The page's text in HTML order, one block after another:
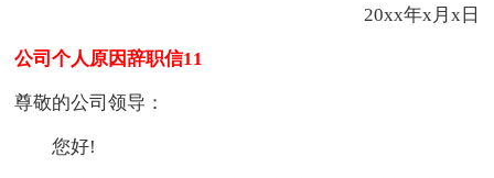
20xx年x月x日
公司个人原因辞职信11
尊敬的公司领导：
您好!